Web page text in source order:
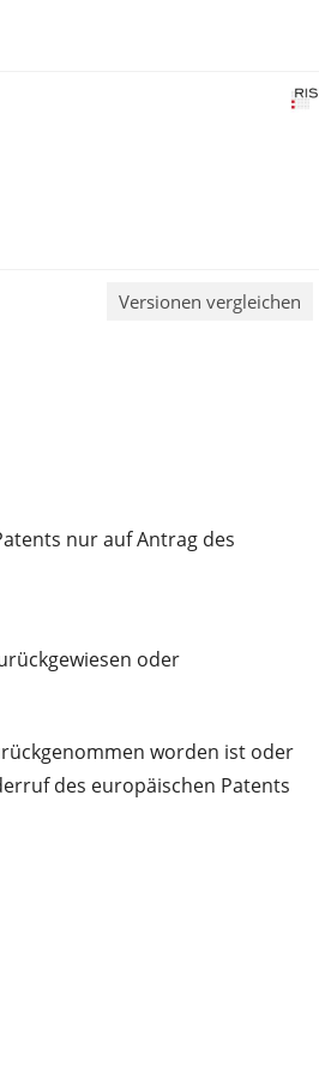
Versionen vergleichen
nur auf Antrag des
oder
worden ist oder
des europäischen Patents